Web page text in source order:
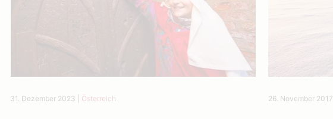
31. Dezember 2023 Österreich 26. November 2017